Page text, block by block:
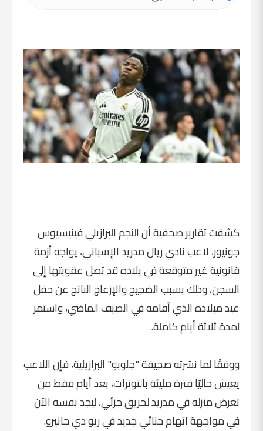
كشفت تقارير صحفية أن النجم البرازيلي فينيسيوس
جونيور، لاعب نادي ريال مدريد الإسباني، يواجه أزمة
قانونية غير متوقعة في بلاده قد تصل عقوبتها إلى
السجن، وذلك بسبب الضجيج والإزعاج الناتج عن حفل
عيد ميلاده الذي أقامه في الصيف الماضي، واستمر
لمدة ثلاثة أيام كاملة.
ووفقًا لما نشرته صحيفة "جلوبو" البرازيلية، فإن اللاعب
يعيش حاليًا فترة مليئة بالتوترات، بعد أيام فقط من
تعرض منزله في مدريد لحريق جزئي، ليجد نفسه الآن
في مواجهة اتهام جنائي جديد في ريو دي جانيرو.